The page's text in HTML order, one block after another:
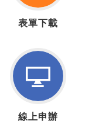
專
區
單
載
表單下載
上
線上申辦